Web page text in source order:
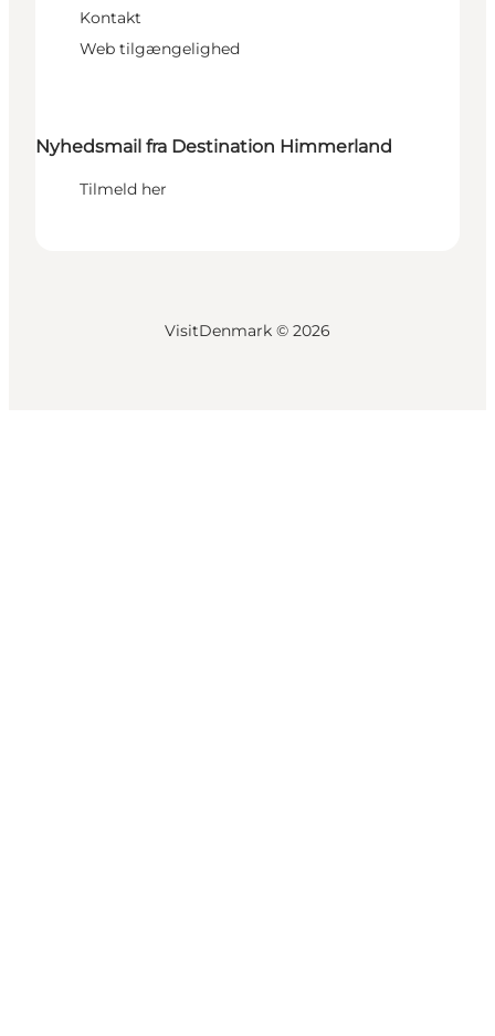
Kontakt
Web tilgængelighed
Nyhedsmail fra Destination Himmerland
Tilmeld her
VisitDenmark © 2026